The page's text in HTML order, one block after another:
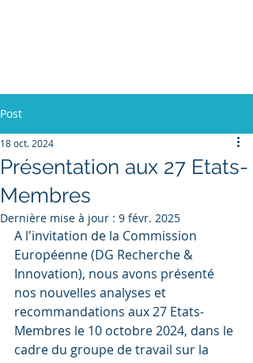
Post
Présentation aux 27 Etats-
Membres
18 oct. 2024
Dernière mise à jour : 9 févr. 2025
A l'invitation de la Commission
Européenne (DG Recherche &
Innovation), nous avons présenté
nos nouvelles analyses et
recommandations aux 27 Etats-
Membres le 10 octobre 2024, dans le
cadre du groupe de travail sur la